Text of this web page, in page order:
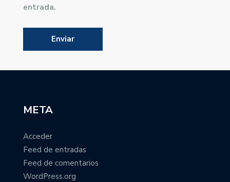
entrada.
META
Acceder
Feed de entradas
Feed de comentarios
WordPress.org